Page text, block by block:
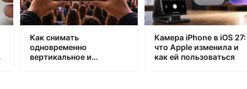
Как снимать
одновременно
вертикальное и
Камера iPhone в iOS 27:
что Apple изменила и
как ей пользоваться